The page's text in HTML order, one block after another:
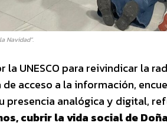
Navidad”.
la UNESCO para reivindicar la
acceso a la información,
presencia analógica y digital,
cubrir la vida social de